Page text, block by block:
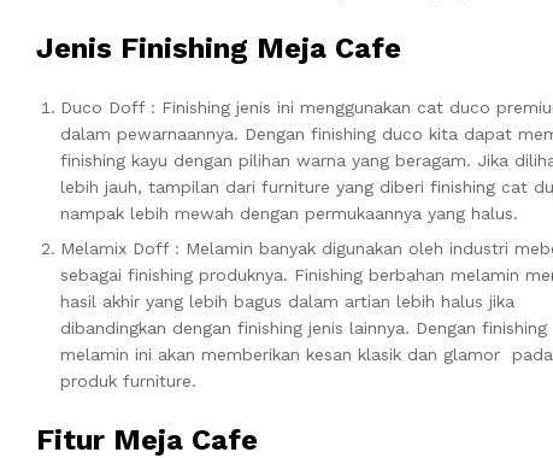
Jenis Finishing Meja Cafe
Duco Doff : Finishing jenis ini menggunakan cat duco
dalam pewarnaannya. Dengan finishing duco kita dapat
finishing kayu dengan pilihan warna yang beragam. Jika
lebih jauh, tampilan dari furniture yang diberi finishing cat
nampak lebih mewah dengan permukaannya yang halus.
Melamix Doff : Melamin banyak digunakan oleh industri
sebagai finishing produknya. Finishing berbahan melamin
hasil akhir yang lebih bagus dalam artian lebih halus jika
dibandingkan dengan finishing jenis lainnya. Dengan finishing
melamin ini akan memberikan kesan klasik dan glamor pada
produk furniture.
Fitur Meja Cafe